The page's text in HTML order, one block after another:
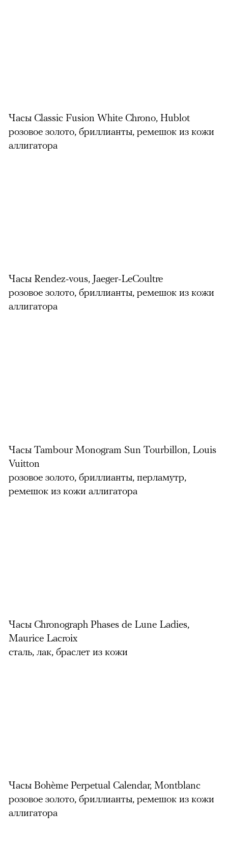
Часы Classic Fusion White Chrono, Hublot
розовое золото, бриллианты, ремешок из кожи
аллигатора
Часы Rendez-vous, Jaeger-LeCoultre
розовое золото, бриллианты, ремешок из кожи
аллигатора
Часы Tambour Monogram Sun Tourbillon, Louis
Vuitton
розовое золото, бриллианты, перламутр,
ремешок из кожи аллигатора
Часы Chronograph Phases de Lune Ladies,
Maurice Lacroix
сталь, лак, браслет из кожи
Часы Bohème Perpetual Calendar, Montblanc
розовое золото, бриллианты, ремешок из кожи
аллигатора